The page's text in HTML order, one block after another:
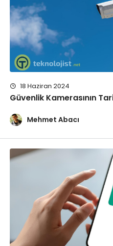
18 Haziran 2024
Güvenlik Kamerasının
Mehmet Abacı